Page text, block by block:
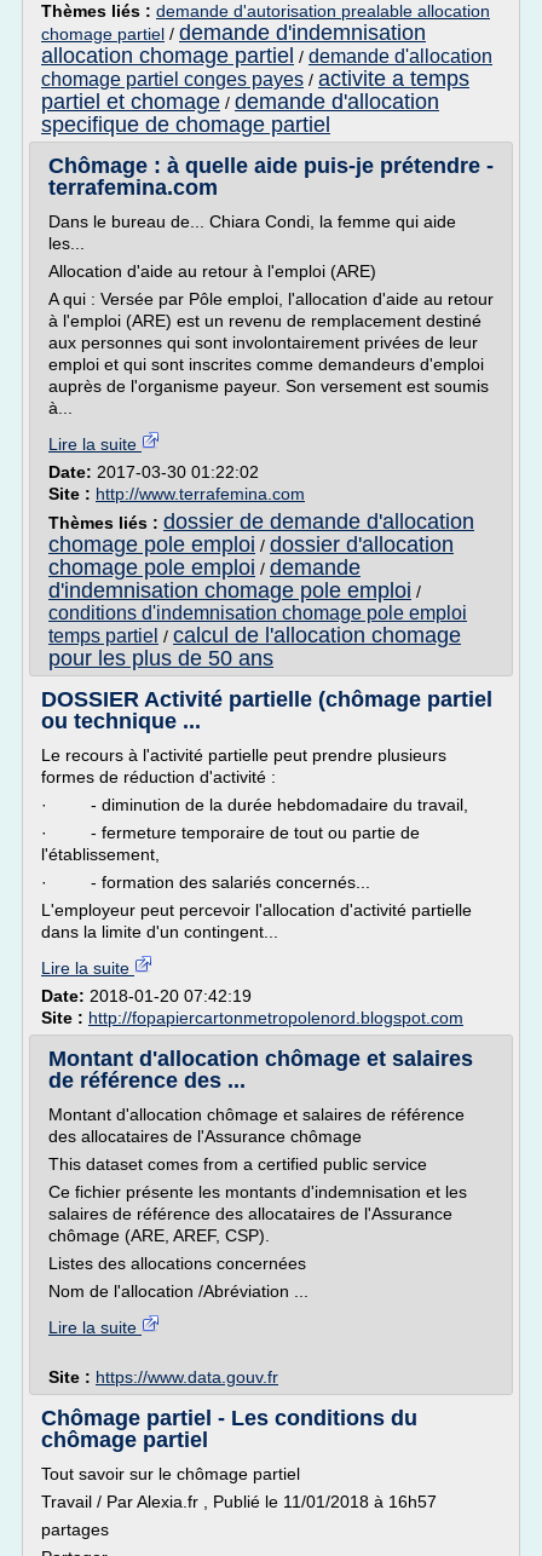
Thèmes liés : demande d'autorisation prealable allocation
chomage partiel / demande d'indemnisation
allocation chomage partiel / demande d'allocation
chomage partiel conges payes / activite a temps
partiel et chomage / demande d'allocation
specifique de chomage partiel
Chômage : à quelle aide puis-je prétendre -
terrafemina.com
Dans le bureau de... Chiara Condi, la femme qui aide
les...
Allocation d'aide au retour à l'emploi (ARE)
A qui : Versée par Pôle emploi, l'allocation d'aide au retour
à l'emploi (ARE) est un revenu de remplacement destiné
aux personnes qui sont involontairement privées de leur
emploi et qui sont inscrites comme demandeurs d'emploi
auprès de l'organisme payeur. Son versement est soumis
à...
Lire la suite
Date: 2017-03-30 01:22:02
Site : http://www.terrafemina.com
Thèmes liés : dossier de demande d'allocation
chomage pole emploi / dossier d'allocation
chomage pole emploi / demande
d'indemnisation chomage pole emploi /
conditions d'indemnisation chomage pole emploi
temps partiel / calcul de l'allocation chomage
pour les plus de 50 ans
DOSSIER Activité partielle (chômage partiel
ou technique ...
Le recours à l'activité partielle peut prendre plusieurs
formes de réduction d'activité :
· - diminution de la durée hebdomadaire du travail,
· - fermeture temporaire de tout ou partie de
l'établissement,
· - formation des salariés concernés...
L'employeur peut percevoir l'allocation d'activité partielle
dans la limite d'un contingent...
Lire la suite
Date: 2018-01-20 07:42:19
Site : http://fopapiercartonmetropolenord.blogspot.com
Montant d'allocation chômage et salaires
de référence des ...
Montant d'allocation chômage et salaires de référence
des allocataires de l'Assurance chômage
This dataset comes from a certified public service
Ce fichier présente les montants d'indemnisation et les
salaires de référence des allocataires de l'Assurance
chômage (ARE, AREF, CSP).
Listes des allocations concernées
Nom de l'allocation /Abréviation ...
Lire la suite
Site : https://www.data.gouv.fr
Chômage partiel - Les conditions du
chômage partiel
Tout savoir sur le chômage partiel
Travail / Par Alexia.fr , Publié le 11/01/2018 à 16h57
partages